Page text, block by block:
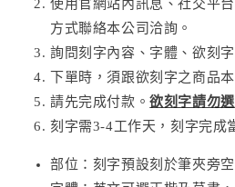
使用官網站內訊息、社交平
方式聯絡本公司洽詢。
詢問刻字內容、字體、欲刻
下單時，須跟欲刻字之商品
請先完成付款。欲刻字請勿
刻字需3-4工作天，刻字完成
部位：刻字預設刻於筆夾旁